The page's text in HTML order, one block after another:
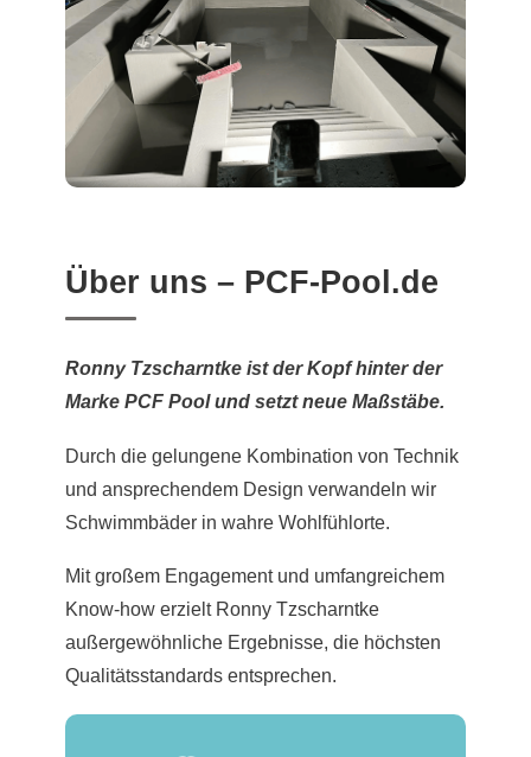
Über uns – PCF-Pool.de
Ronny Tzscharntke ist der Kopf hinter der
Marke PCF Pool und setzt neue Maßstäbe.
Durch die gelungene Kombination von Technik
und ansprechendem Design verwandeln wir
Schwimmbäder in wahre Wohlfühlorte.
Mit großem Engagement und umfangreichem
Know-how erzielt Ronny Tzscharntke
außergewöhnliche Ergebnisse, die höchsten
Qualitätsstandards entsprechen.